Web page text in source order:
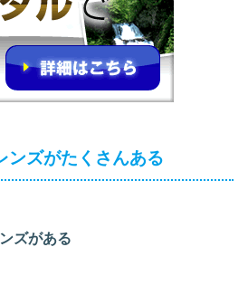
ンズがたくさんある
ズがある